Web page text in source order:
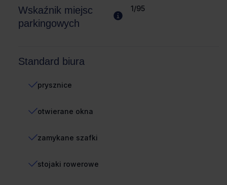
Wskaźnik miejsc
parkingowych
1/95
Standard biura
prysznice
otwierane okna
zamykane szafki
stojaki rowerowe